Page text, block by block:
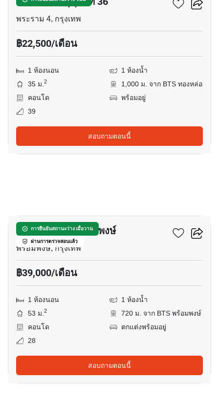
พระราม 4, กรุงเทพ
฿22,500/เดือน
1 ห้องนอน
1 ห้องน้ำ
35 ม.2
1,000 ม. จาก BTS ทองหล่อ
คอนโด
พร้อมอยู่
39
สอบถามตอนนี้
การยืนยันสถานะว่าง เมื่อวาน
ผ่านการตรวจสอบแล้ว
พาร์ค ออริจิ้น พร้อมพงษ์
พร้อมพงษ์, กรุงเทพ
฿39,000/เดือน
1 ห้องนอน
1 ห้องน้ำ
53 ม.2
720 ม. จาก BTS พร้อมพงษ์
คอนโด
ตกแต่งพร้อมอยู่
28
สอบถามตอนนี้